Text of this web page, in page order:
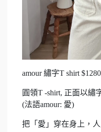
amour 繡字T shirt $1280
圓領T -shirt, 正面以繡
(法語amour: 愛)
把「愛」穿在身上，